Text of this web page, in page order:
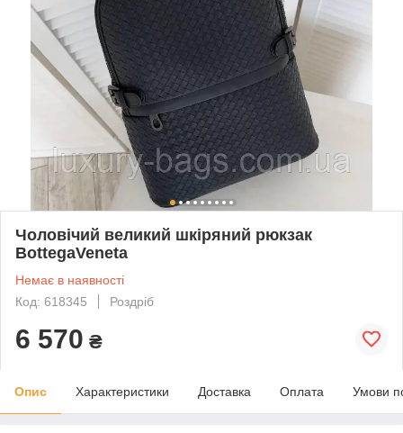
Чоловічий великий шкіряний рюкзак
BottegaVeneta
Немає в наявності
Код: 618345
Роздріб
6 570 ₴
Опис Характеристики Доставка Оплата Умови